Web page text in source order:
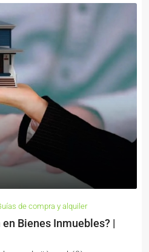
de compra y alquiler
Bienes Inmuebles? |